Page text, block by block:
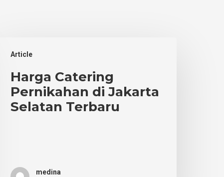
Article
Catering
Jakarta
Selatan
Harga Catering
Pernikahan di Jakarta
Selatan Terbaru
medina